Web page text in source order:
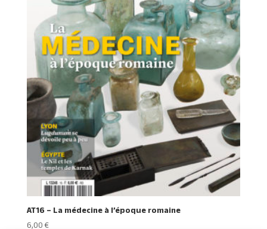
AT16 – La médecine à l’époque romaine
6,00€